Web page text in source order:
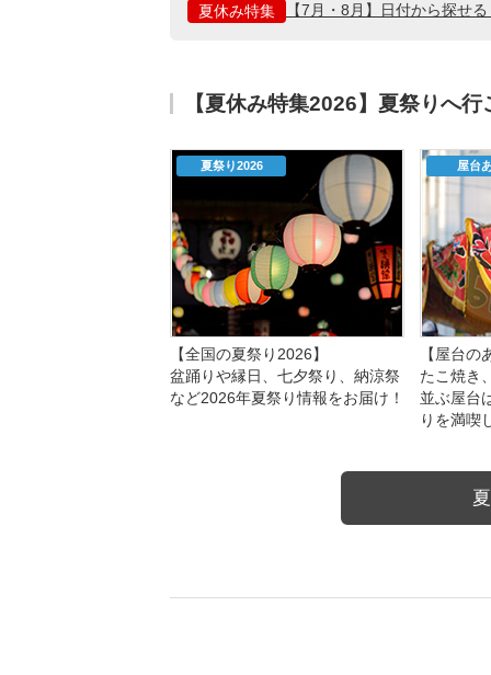
夏休み特集
【7月・8月】日付から探せ
【夏休み特集2026】夏祭りへ
夏祭り2026
【全国の夏祭り2026】
盆踊りや縁日、七夕祭り、納涼祭
など2026年夏祭り情報をお届け！
屋台
【屋台
たこ焼き
並ぶ屋台
りを満喫